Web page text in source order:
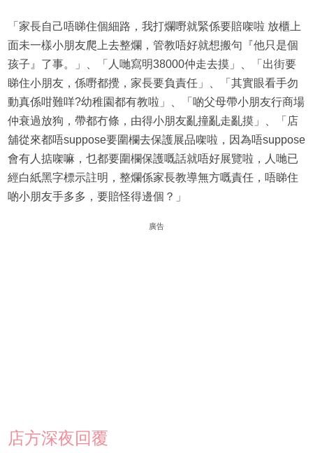
「家長自己唔睇住個細路，我打爛嘢就緊係要賠㗎啦 放櫃上
面未一樣小朋友爬上去整爛，管教唔好就想搬句『他只是個
孩子』了事。」、「人哋寫明38000仲走去摸」、「出街要
睇住小朋友，係嘢都攪，家長要負責任」、「其實眼看手勿
動真係咁難咩?幼稚園都有教啦」、「啲父母帶小朋友行商場
仲衰過放狗，帶都冇條，由得小朋友亂撞亂走亂摸」、「店
舖從來都唔suppose要圍欄去保護展品㗎啦，因為唔suppose
會有人掂㗎嘛，乜都要圍欄保護嘅話就唔好展覽啦，人哋已
經白紙黑字標示註明，整爛係家長教導無方嘅責任，唔睇住
啲小朋友手多多，要賠怪得邊個？」
廣告
店方深夜回覆